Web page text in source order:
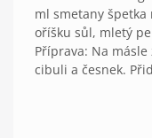
ml smetany
oříšku sůl, mletý
Příprava: Na
cibuli a česnek.